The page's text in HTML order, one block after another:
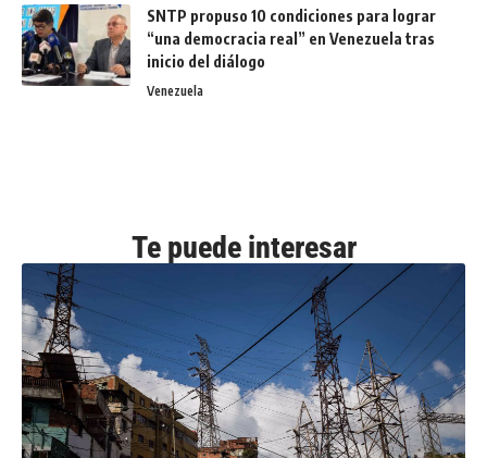
SNTP propuso 10 condiciones para lograr
“una democracia real” en Venezuela tras
inicio del diálogo
Venezuela
Te puede interesar